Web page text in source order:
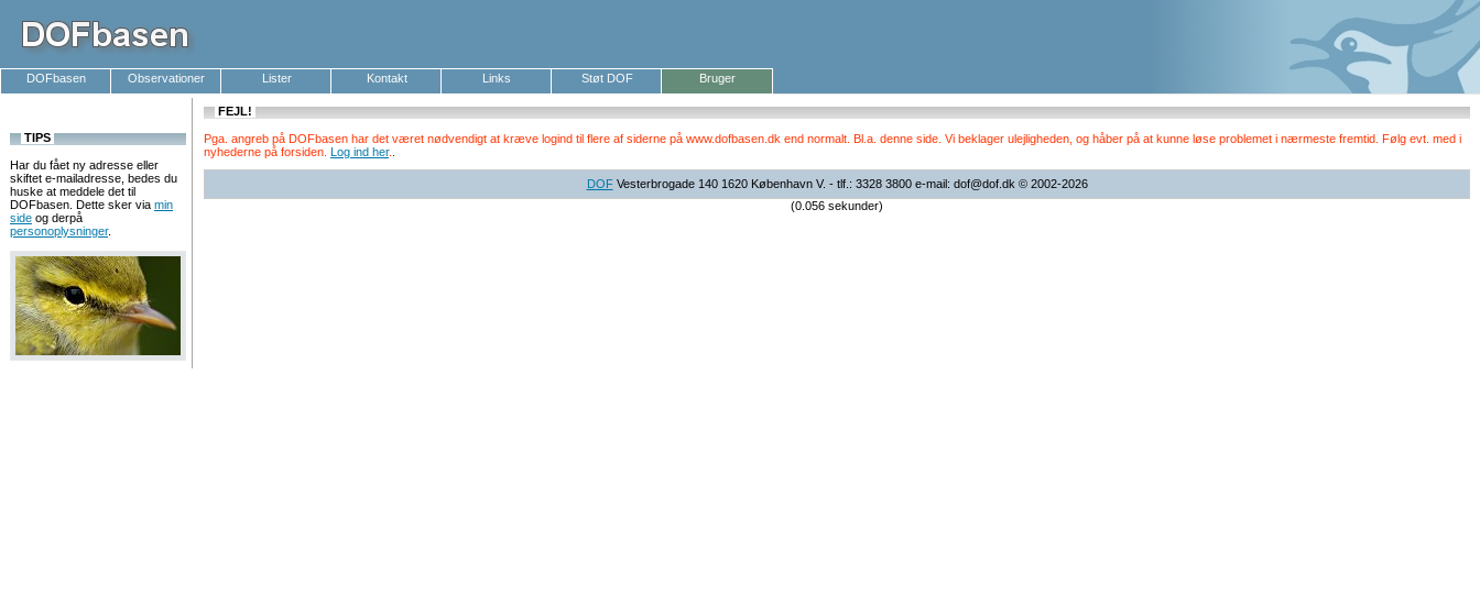
DOFbasen Observationer Lister Kontakt Links Støt DOF Bruger
TIPS
Har du fået ny adresse eller
skiftet e-mailadresse, bedes du
huske at meddele det til
DOFbasen. Dette sker via min
side og derpå
personoplysninger.
FEJL!
Pga. angreb på DOFbasen har det været nødvendigt at kræve logind til flere af siderne på www.dofbasen.dk end normalt. Bl.a. denne side. Vi beklager ulejligheden, og håber på at kunne løse problemet i nærmeste fremtid. Følg evt. med i
nyhederne på forsiden. Log ind her.
DOFVesterbrogade 140 1620 København V. - tlf.: 3328 3800 e-mail: dof@dof.dk © 2002-2026
(0.056 sekunder)